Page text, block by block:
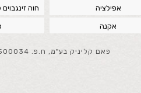
אפילציה חוה
אקנה
פאם קליניק בע"מ, ח.פ. 512500034 |